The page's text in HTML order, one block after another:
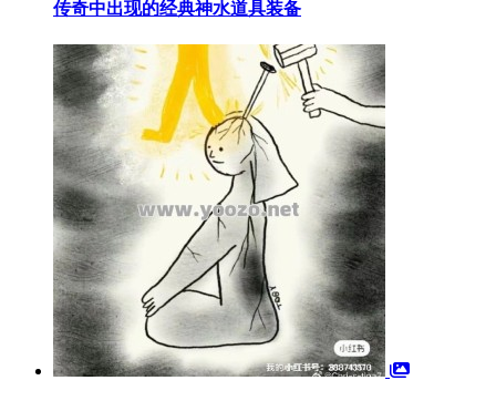
传奇中出现的经典神水道具装备